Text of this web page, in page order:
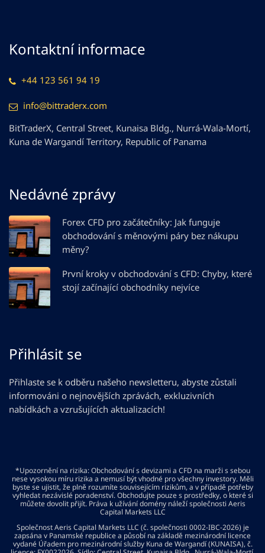
Kontaktní informace
+44 123 561 94 19
info@bittraderx.com
BitTraderX, Central Street, Kunaisa Bldg., Nurrá-Wala-Mortí,
Kuna de Wargandí Territory, Republic of Panama
Nedávné zprávy
Forex CFD pro začátečníky: Jak funguje
obchodování s měnovými páry bez nákupu
měny?
První kroky v obchodování s CFD: Chyby, které
stojí začínající obchodníky nejvíce
Přihlásit se
Přihlaste se k odběru našeho newsletteru, abyste zůstali
informováni o nejnovějších zprávách, exkluzivních
nabídkách a vzrušujících aktualizacích!
*Upozornění na rizika: Obchodování s devizami a CFD na marži s sebou
nese vysokou míru rizika a nemusí být vhodné pro všechny investory. Měli
byste se ujistit, že plně rozumíte souvisejícím rizikům, a v případě potřeby
vyhledat nezávislé poradenství. Obchodujte pouze s prostředky, o které si
můžete dovolit přijít. Práva k užívání domény náleží společnosti Aeris
Capital Markets LLC
Společnost Aeris Capital Markets LLC (č. společnosti 0002-IBC-2026) je
zapsána v Panamské republice a působí na základě mezinárodní licence
vydané Úřadem pro mezinárodní služby Kuna de Wargandí (KUNAISA), č.